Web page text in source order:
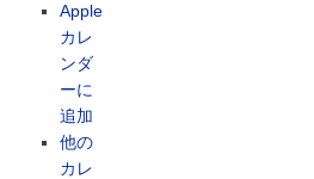
Apple
カレ
ンダ
ーに
追加
他の
カレ